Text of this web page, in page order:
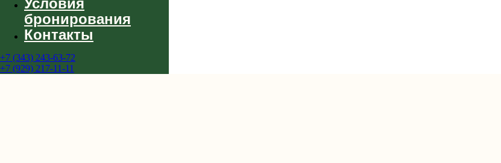
Условия
бронирования
Контакты
+7 (343) 243-63-72
+7 (929) 217-11-11